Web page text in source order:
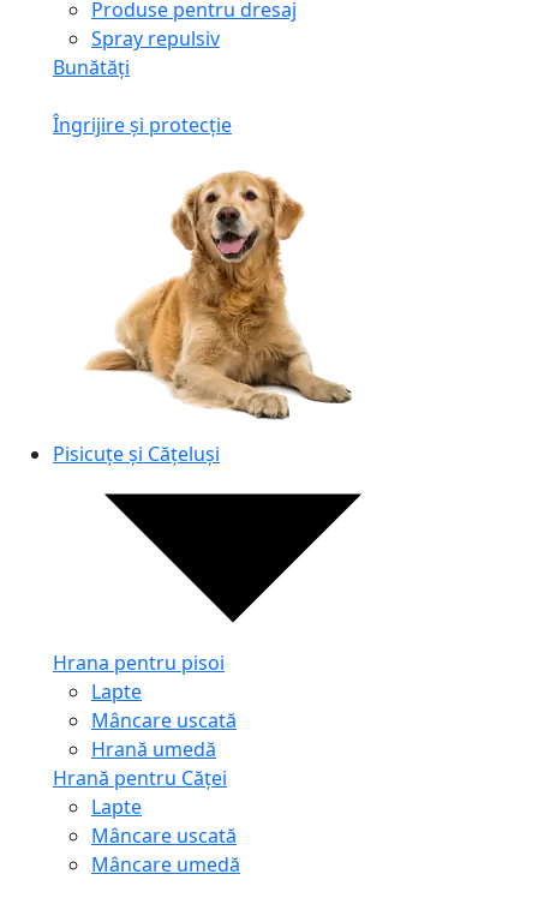
Produse pentru dresaj
Spray repulsiv
Bunătăți
Îngrijire și protecție
Pisicuțe și Cățeluși
Hrana pentru pisoi
Lapte
Mâncare uscată
Hrană umedă
Hrană pentru Căței
Lapte
Mâncare uscată
Mâncare umedă